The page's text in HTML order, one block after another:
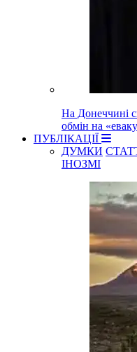
На Донеччині
обмін на
ПУБЛІКАЦІЇ
ДУМКИ
ІНОЗМІ